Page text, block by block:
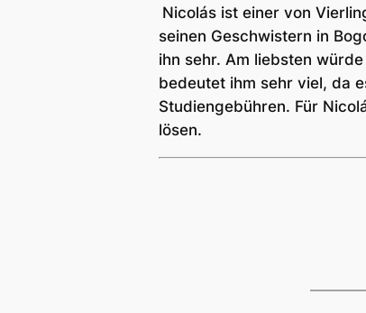
Nicolás ist einer von
seinen Geschwistern in
ihn sehr. Am liebsten
bedeutet ihm sehr viel, da
Studiengebühren. Für
lösen.